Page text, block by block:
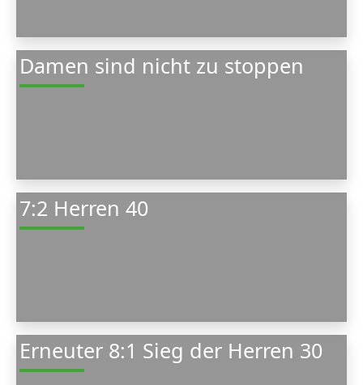
Damen sind nicht zu stoppen
7:2 Herren 40
Erneuter 8:1 Sieg der Herren 30